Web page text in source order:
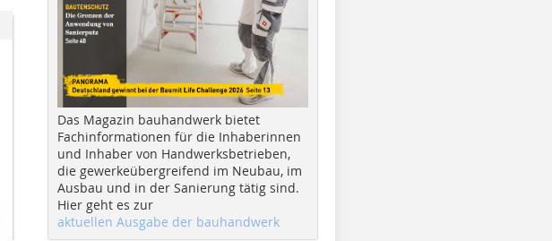
Das Magazin bauhandwerk bietet
Fachinformationen für die Inhaberinnen
und Inhaber von Handwerksbetrieben,
die gewerkeübergreifend im Neubau, im
Ausbau und in der Sanierung tätig sind.
Hier geht es zur
aktuellen Ausgabe der bauhandwerk